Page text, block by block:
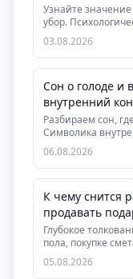
Узнайте
убор.
рек...
03.08.2026
Сон о голоде и
внутренний
Разбираем сон,
Символика
Практическ...
06.08.2026
К чему снится
продавать
Глубокое
пола, покупке
05.08.2026